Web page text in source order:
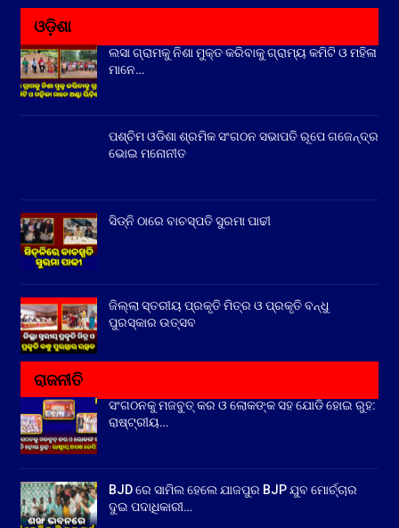
ଓଡ଼ିଶା
ଲସା ଗ୍ରାମକୁ ନିଶା ମୁକ୍ତ କରିବାକୁ ଗ୍ରାମ୍ୟ କମିଟି ଓ ମହିଳା
ମାନେ…
ପଶ୍ଚିମ ଓଡିଶା ଶ୍ରମିକ ସଂଗଠନ ସଭାପତି ରୂପେ ଗଜେନ୍ଦ୍ର
ଭୋଇ ମନୋନୀତ
ସିଡ୍‌ନି ଠାରେ ବାଚସ୍ପତି ସୁରମା ପାଢୀ
ଜିଲ୍ଲା ସ୍ତରୀୟ ପ୍ରକୃତି ମିତ୍ର ଓ ପ୍ରକୃତି ବନ୍ଧୁ
ପୁରସ୍କାର ଉତ୍ସବ
ରାଜନୀତି
ସଂଗଠନକୁ ମଜବୁତ୍ କର ଓ ଲୋକଙ୍କ ସହ ଯୋଡି ହୋଇ ରୁହ:
ରାଷ୍ଟ୍ରୀୟ…
BJD ରେ ସାମିଲ ହେଲେ ଯାଜପୁର BJP ଯୁବ ମୋର୍ଚ୍ଚାର
ଦୁଇ ପଦାଧିକାରୀ…